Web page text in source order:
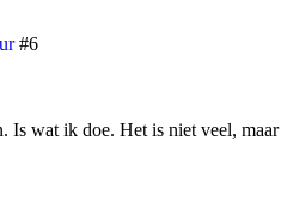
#6
Is wat ik doe. Het is niet veel, maar